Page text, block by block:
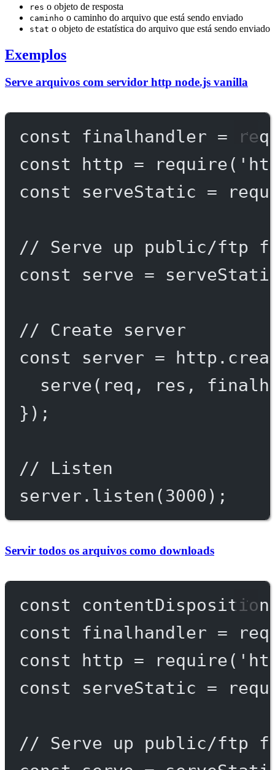
res o objeto de resposta
caminho o caminho do arquivo que está sendo enviado
stat o objeto de estatística do arquivo que está sendo enviado
Exemplos
Serve arquivos com servidor http node.js vanilla
const finalhandler =
const
http = require(
const
serveStatic =
// Serve up public/ftp
const
serve =
// Create server
const
server = http.
serve(req, res,
});
// Listen
server. listen (3000 );
Servir todos os arquivos como downloads
const
contentDisposition
const
finalhandler =
const
http = require(
const
serveStatic =
// Serve up public/ftp